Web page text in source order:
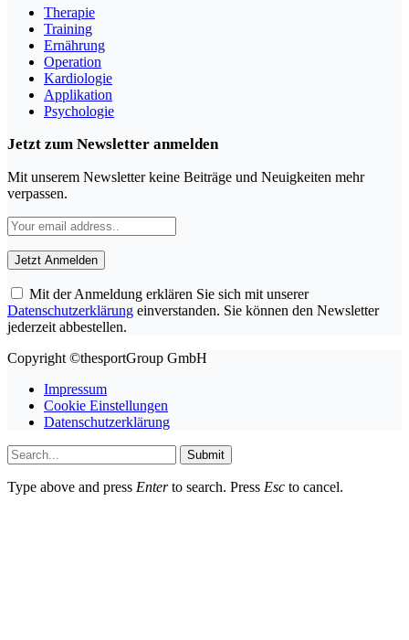
Therapie
Training
Ernährung
Operation
Kardiologie
Applikation
Psychologie
Jetzt zum Newsletter anmelden
Mit unserem Newsletter keine Beiträge und Neuigkeiten mehr
verpassen.
Mit der Anmeldung erklären Sie sich mit unserer
Datenschutzerklärung einverstanden. Sie können den Newsletter
jederzeit abbestellen.
Copyright ©thesportGroup GmbH
Impressum
Cookie Einstellungen
Datenschutzerklärung
Submit
Type above and press Enterto search. Press Esc to cancel.